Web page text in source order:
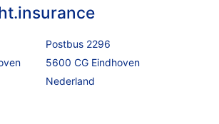
Postbus 2296
5600 CG Eindhoven
Nederland